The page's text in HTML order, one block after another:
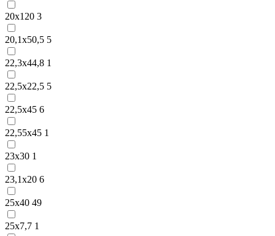
20х120 3
20,1х50,5 5
22,3х44,8 1
22,5х22,5 5
22,5х45 6
22,55х45 1
23х30 1
23,1х20 6
25х40 49
25х7,7 1